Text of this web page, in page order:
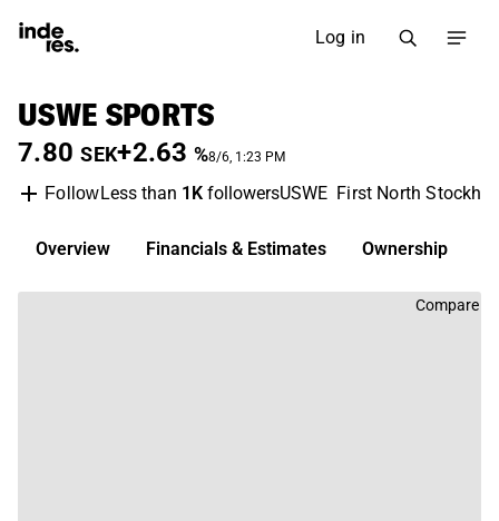
Log in
USWE SPORTS
7.80 SEK+2.63 %8/6, 1:23 PM
FollowLess than 1KfollowersUSWE First North
Overview Financials & Estimates Ownership
Compare